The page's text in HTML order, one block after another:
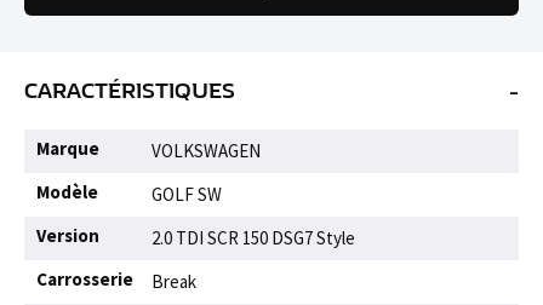
CARACTÉRISTIQUES -
Marque
VOLKSWAGEN
Modèle
GOLF SW
Version
2.0 TDI SCR 150 DSG7 Style
Carrosserie
Break